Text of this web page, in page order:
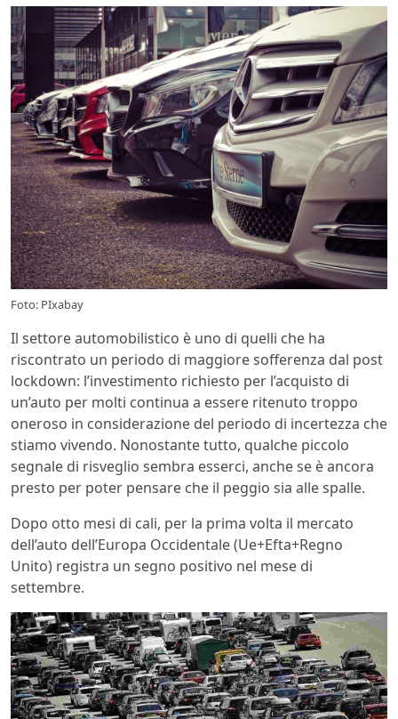
Foto: PIxabay
Il settore automobilistico è uno di quelli che ha
riscontrato un periodo di maggiore sofferenza dal post
lockdown: l’investimento richiesto per l’acquisto di
un’auto per molti continua a essere ritenuto troppo
oneroso in considerazione del periodo di incertezza che
stiamo vivendo. Nonostante tutto, qualche piccolo
segnale di risveglio sembra esserci, anche se è ancora
presto per poter pensare che il peggio sia alle spalle.
Dopo otto mesi di cali, per la prima volta il mercato
dell’auto dell’Europa Occidentale (Ue+Efta+Regno
Unito) registra un segno positivo nel mese di
settembre.